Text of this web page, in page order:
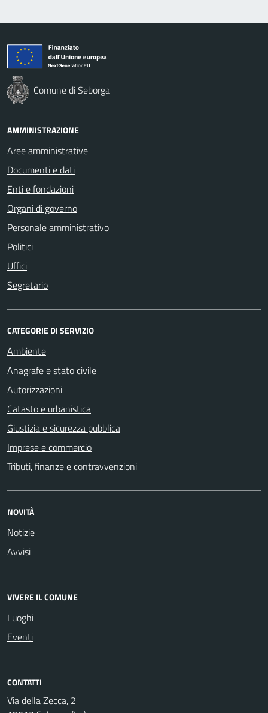
Comune di Seborga
AMMINISTRAZIONE
Aree amministrative
Documenti e dati
Enti e fondazioni
Organi di governo
Personale amministrativo
Politici
Uffici
Segretario
CATEGORIE DI SERVIZIO
Ambiente
Anagrafe e stato civile
Autorizzazioni
Catasto e urbanistica
Giustizia e sicurezza pubblica
Imprese e commercio
Tributi, finanze e contravvenzioni
NOVITÀ
Notizie
Avvisi
VIVERE IL COMUNE
Luoghi
Eventi
CONTATTI
Via della Zecca, 2